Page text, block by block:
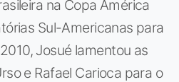
na Copa América
Sul-Americanas para
Josué lamentou as
e Rafael Carioca para o